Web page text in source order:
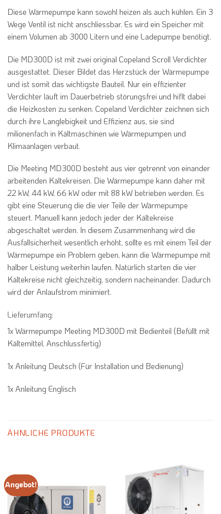
Diese Wärmepumpe kann sowohl heizen als auch kühlen. Ein 3
Wege Ventil ist nicht anschliessbar. Es wird ein Speicher mit
einem Volumen ab 3000 Litern und eine Ladepumpe benötigt.
Die MD300D ist mit zwei original Copeland Scroll Verdichter
ausgestattet. Dieser Bildet das Herzstück der Wärmepumpe
und ist somit das wichtigste Bauteil. Nur ein effizienter
Verdichter läuft im Dauerbetrieb störungsfrei und hiflt dabei
die Heizkosten zu senken. Copeland Verdichter zeichnen sich
durch ihre Langlebigkeit und Effizienz aus, sie sind
milionenfach in Kältmaschinen wie Wärmepumpen und
Klimaanlagen verbaut.
Die Meeting MD300D besteht aus vier getrennt von einander
arbeitenden Kältekreisen. Die Wärmepumpe kann daher mit
22 kW, 44 kW, 66 kW oder mit 88 kW betrieben werden. Es
gibt eine Steuerung die die vier Teile der Wärmepumpe
steuert. Manuell kann jedoch jeder der Kältekreise
abgeschaltet werden. In diesem Zusammenhang wird die
Ausfallsicherheit wesentlich erhöht, sollte es mit einem Teil der
Wärmepumpe ein Problem geben, kann die Wärmepumpe mit
halber Leistung weiterhin laufen. Natürlich starten die vier
Kältekreise nicht gleichzeitig, sondern nacheinander. Dadurch
wird der Anlaufstrom minimiert.
Lieferumfang:
1x Wärmepumpe Meeting MD300D mit Bedienteil (Befüllt mit
Kältemittel, Anschlussfertig)
1x Anleitung Deutsch (Für Installation und Bedienung)
1x Anleitung Englisch
ÄHNLICHE PRODUKTE
Angebot!